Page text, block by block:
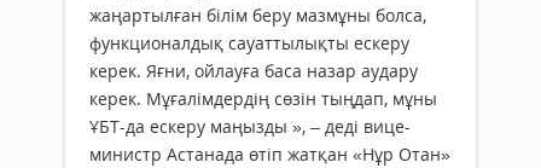
жаңартылған білім беру мазмұны болса,
функционалдық сауаттылықты ескеру
керек. Яғни, ойлауға баса назар аудару
керек. Мұғалімдердің сөзін тыңдап, мұны
ҰБТ-да ескеру маңызды », – деді вице-
министр Астанада өтіп жатқан «Нұр Отан»